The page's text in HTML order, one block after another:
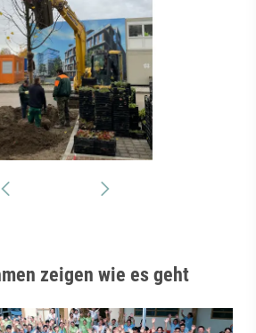
zeigen wie es geht